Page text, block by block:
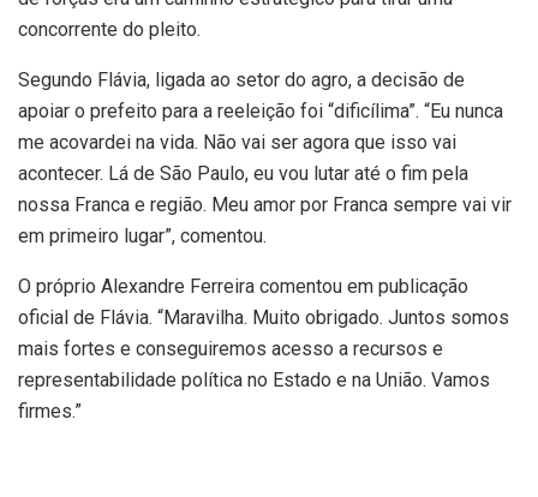
concorrente do pleito.
Segundo Flávia, ligada ao setor do agro, a decisão de
apoiar o prefeito para a reeleição foi “dificílima”. “Eu nunca
me acovardei na vida. Não vai ser agora que isso vai
acontecer. Lá de São Paulo, eu vou lutar até o fim pela
nossa Franca e região. Meu amor por Franca sempre vai vir
em primeiro lugar”, comentou.
O próprio Alexandre Ferreira comentou em publicação
oficial de Flávia. “Maravilha. Muito obrigado. Juntos somos
mais fortes e conseguiremos acesso a recursos e
representabilidade política no Estado e na União. Vamos
firmes.”